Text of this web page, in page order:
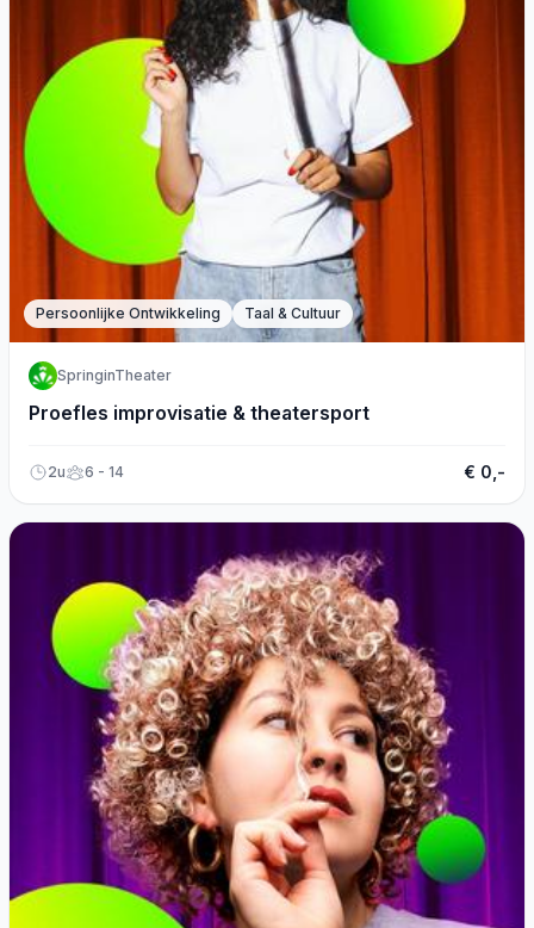
Persoonlijke Ontwikkeling Taal & Cultuur
SpringinTheater
Proefles improvisatie & theatersport
2u 6 - 14 € 0,-